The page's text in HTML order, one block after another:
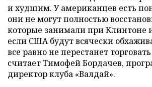
и худшим. У американцев есть
они не могут полностью
которые занимали при Клинтоне
если США будут всячески
все равно не перестанет
считает Тимофей Бордачев,
директор клуба «Валдай».